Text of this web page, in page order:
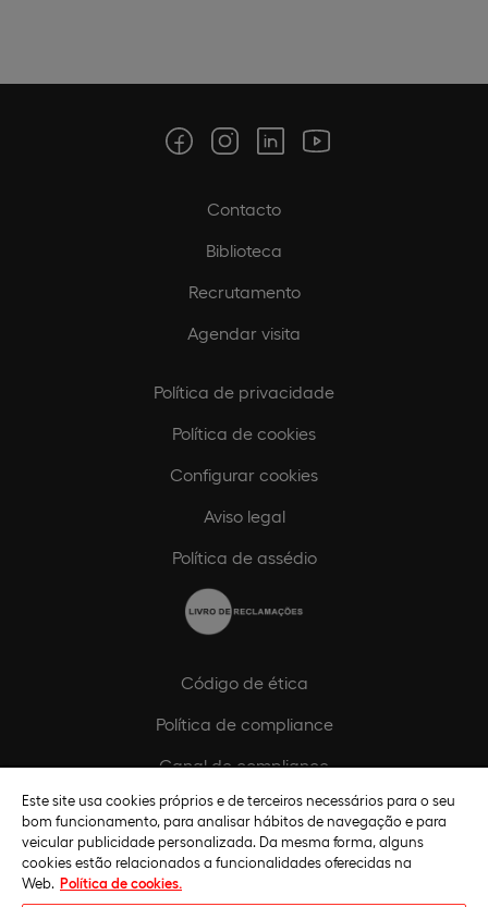
Contacto
Biblioteca
Recrutamento
Agendar visita
Política de privacidade
Política de cookies
Configurar cookies
Aviso legal
Política de assédio
Código de ética
Política de compliance
Canal de compliance
Plano de Igualdade de Género
Este site usa cookies próprios e de terceiros necessários para o seu
bom funcionamento, para analisar hábitos de navegação e para
veicular publicidade personalizada. Da mesma forma, alguns
cookies estão relacionados a funcionalidades oferecidas na
Web. Política de cookies.